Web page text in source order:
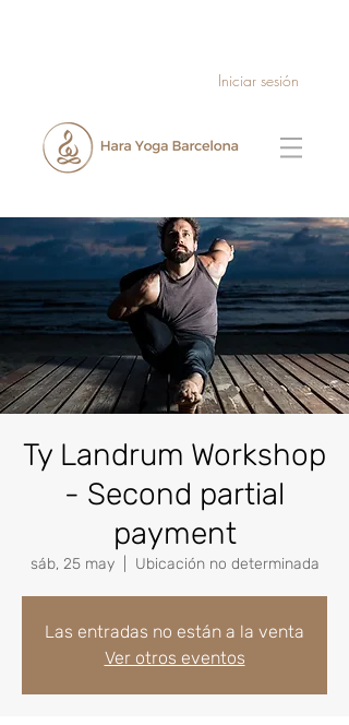
Iniciar sesión
Ty Landrum Workshop
- Second partial
payment
sáb, 25 may
  |
Ubicación no determinada
Las entradas no están a la venta
Ver otros eventos